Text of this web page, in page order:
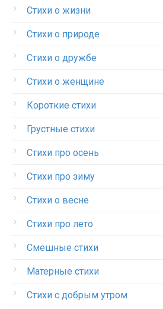
Стихи о жизни
Стихи о природе
Стихи о дружбе
Стихи о женщине
Короткие стихи
Грустные стихи
Стихи про осень
Стихи про зиму
Стихи о весне
Стихи про лето
Смешные стихи
Матерные стихи
Стихи с добрым утром